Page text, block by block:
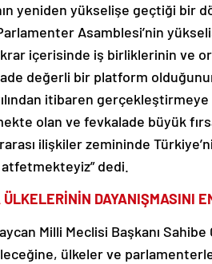
yeniden yükselişe geçtiği bir
Asamblesi’nin
içerisinde iş birliklerinin ve
değerli bir platform
itibaren gerçekleştirmeye
olan ve fevkalade büyük
ilişkiler zemininde
dedi.
ÜLKELERİNİN DAYANIŞMASINI
Milli Meclisi Başkanı Sahibe
ülkeler ve